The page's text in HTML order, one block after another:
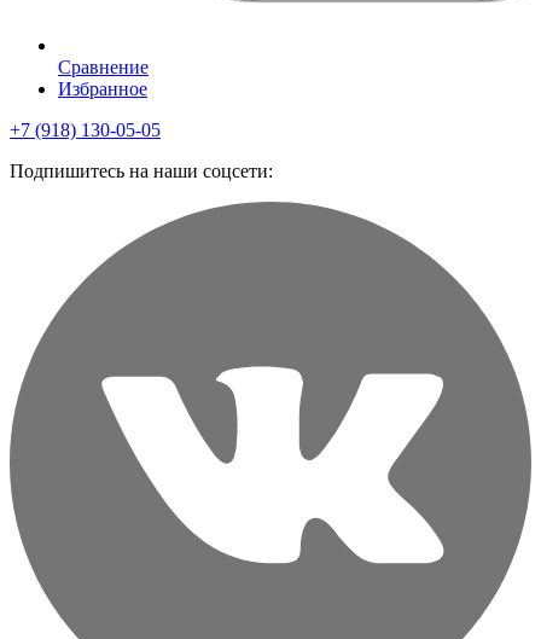
Сравнение
Избранное
+7 (918) 130-05-05
Подпишитесь на наши соцсети: